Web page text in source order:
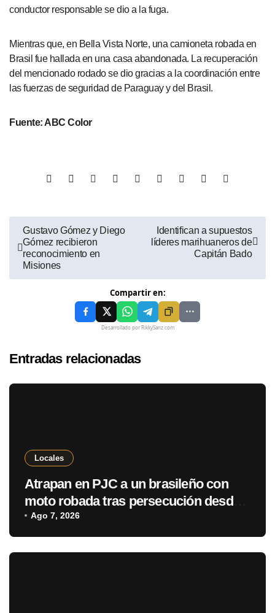
conductor responsable se dio a la fuga.
Mientras que, en Bella Vista Norte, una camioneta robada en
Brasil fue hallada en una casa abandonada. La recuperación
del mencionado rodado se dio gracias a la coordinación entre
las fuerzas de seguridad de Paraguay y del Brasil.
Fuente: ABC Color
Gustavo Gómez y Diego
Gómez recibieron
reconocimiento en
Misiones
Identifican a supuestos
líderes marihuaneros de
Capitán Bado
Compartir en:
Desarrollado por RikkySanz.com
Entradas relacionadas
Locales
Atrapan en PJC a un brasileño con
moto robada tras persecución desde
Ponta Porã
Ago 7, 2026